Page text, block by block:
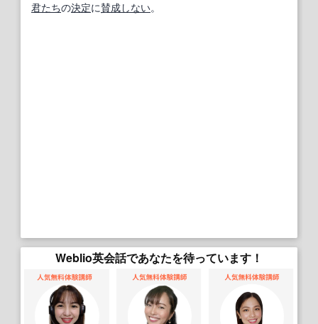
君たちの決定に賛成しない。
Weblio英会話であなたを待っています！